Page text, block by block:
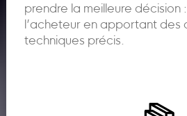
prendre la meilleure décision
l’acheteur en apportant des
techniques précis.